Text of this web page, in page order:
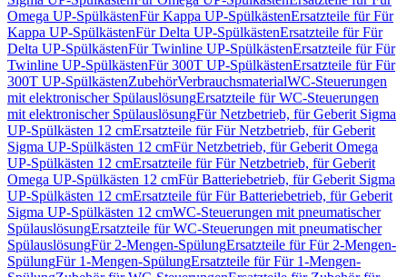
Omega UP-SpülkästenFür Kappa UP-SpülkästenErsatzteile für Für
Kappa UP-SpülkästenFür Delta UP-SpülkästenErsatzteile für Für
Delta UP-SpülkästenFür Twinline UP-SpülkästenErsatzteile für Für
Twinline UP-SpülkästenFür 300T UP-SpülkästenErsatzteile für Für
300T UP-SpülkästenZubehörVerbrauchsmaterialWC-Steuerungen
mit elektronischer SpülauslösungErsatzteile für WC-Steuerungen
mit elektronischer SpülauslösungFür Netzbetrieb, für Geberit Sigma
UP-Spülkästen 12 cmErsatzteile für Für Netzbetrieb, für Geberit
Sigma UP-Spülkästen 12 cmFür Netzbetrieb, für Geberit Omega
UP-Spülkästen 12 cmErsatzteile für Für Netzbetrieb, für Geberit
Omega UP-Spülkästen 12 cmFür Batteriebetrieb, für Geberit Sigma
UP-Spülkästen 12 cmErsatzteile für Für Batteriebetrieb, für Geberit
Sigma UP-Spülkästen 12 cmWC-Steuerungen mit pneumatischer
SpülauslösungErsatzteile für WC-Steuerungen mit pneumatischer
SpülauslösungFür 2-Mengen-SpülungErsatzteile für Für 2-Mengen-
SpülungFür 1-Mengen-SpülungErsatzteile für Für 1-Mengen-